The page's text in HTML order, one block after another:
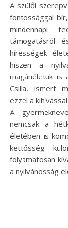
A szülői szerepvállalás mindannyiunk életében kiemelkedő
fontossággal
mindennapi
támogatásról
hírességek
hiszen a
magánéletük is
Csilla, ismert
ezzel a
A
nemcsak a
életében is
kettősség
folyamatosan
a nyilvánosság